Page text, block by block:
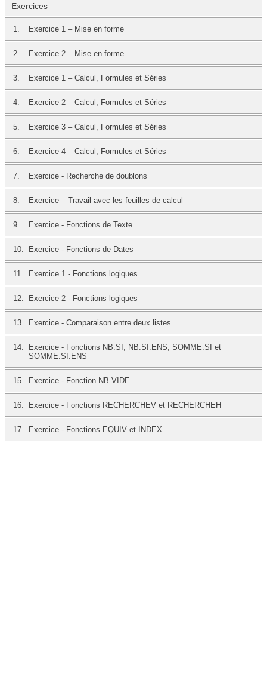
Exercices
1. Exercice 1 – Mise en forme
2. Exercice 2 – Mise en forme
3. Exercice 1 – Calcul, Formules et Séries
4. Exercice 2 – Calcul, Formules et Séries
5. Exercice 3 – Calcul, Formules et Séries
6. Exercice 4 – Calcul, Formules et Séries
7. Exercice - Recherche de doublons
8. Exercice – Travail avec les feuilles de calcul
9. Exercice - Fonctions de Texte
10. Exercice - Fonctions de Dates
11. Exercice 1 - Fonctions logiques
12. Exercice 2 - Fonctions logiques
13. Exercice - Comparaison entre deux listes
14.
Exercice - Fonctions NB.SI, NB.SI.ENS, SOMME.SI et
SOMME.SI.ENS
15. Exercice - Fonction NB.VIDE
16. Exercice - Fonctions RECHERCHEV et RECHERCHEH
17. Exercice - Fonctions EQUIV et INDEX